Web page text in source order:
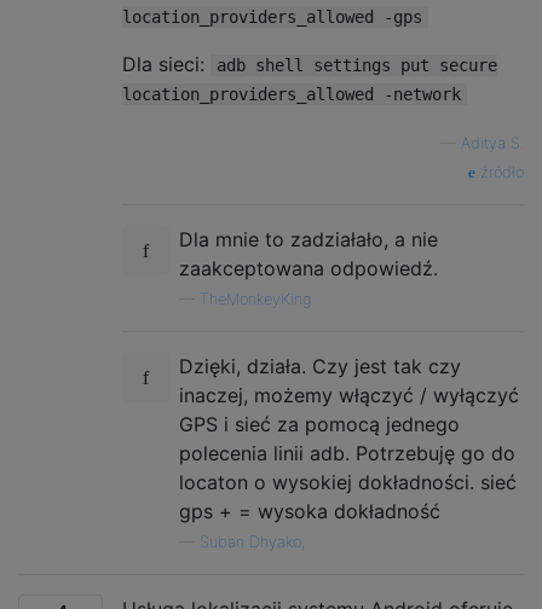
location_providers_allowed -gps
Dla sieci:
adb shell settings put secure
location_providers_allowed -network
Aditya S.
źródło
Dla mnie to zadziałało, a nie
zaakceptowana odpowiedź.
TheMonkeyKing
Dzięki, działa. Czy jest tak czy
inaczej, możemy włączyć / wyłączyć
GPS i sieć za pomocą jednego
polecenia linii adb. Potrzebuję go do
locaton o wysokiej dokładności. sieć
gps + = wysoka dokładność
Suban Dhyako,